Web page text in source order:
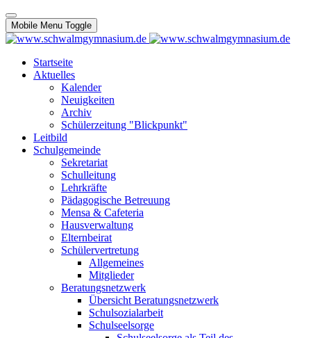
Mobile Menu Toggle
Startseite
Aktuelles
Kalender
Neuigkeiten
Archiv
Schülerzeitung "Blickpunkt"
Leitbild
Schulgemeinde
Sekretariat
Schulleitung
Lehrkräfte
Pädagogische Betreuung
Mensa & Cafeteria
Hausverwaltung
Elternbeirat
Schülervertretung
Allgemeines
Mitglieder
Beratungsnetzwerk
Übersicht Beratungsnetzwerk
Schulsozialarbeit
Schulseelsorge